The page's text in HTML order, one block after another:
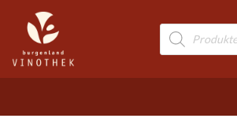
Zum
Inhalt
springen